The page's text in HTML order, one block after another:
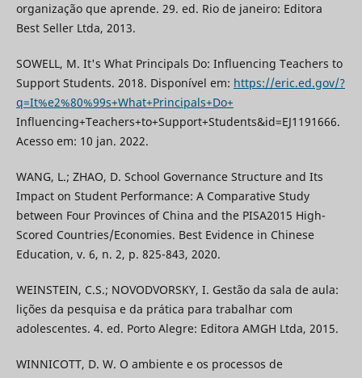
organização que aprende. 29. ed. Rio de janeiro: Editora
Best Seller Ltda, 2013.
SOWELL, M. It's What Principals Do: Influencing Teachers to
Support Students. 2018. Disponível em: https://eric.ed.gov/?
q=It%e2%80%99s+What+Principals+Do+
Influencing+Teachers+to+Support+Students&id=EJ1191666.
Acesso em: 10 jan. 2022.
WANG, L.; ZHAO, D. School Governance Structure and Its
Impact on Student Performance: A Comparative Study
between Four Provinces of China and the PISA2015 High-
Scored Countries/Economies. Best Evidence in Chinese
Education, v. 6, n. 2, p. 825-843, 2020.
WEINSTEIN, C.S.; NOVODVORSKY, I. Gestão da sala de aula:
lições da pesquisa e da prática para trabalhar com
adolescentes. 4. ed. Porto Alegre: Editora AMGH Ltda, 2015.
WINNICOTT, D. W. O ambiente e os processos de